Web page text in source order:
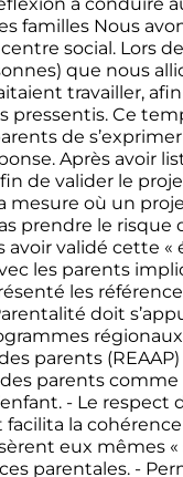
familles Nous
social. Lors
que nous
travailler,
Ce
de
Après avoir
de valider le
mesure où un
le risque
validé cette
les parents
les
doit
parents
parents
- Le respect
la
eux mêmes
parentales. -